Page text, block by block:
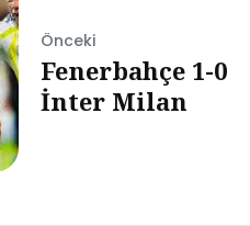
Önceki
Fenerbahçe 1-0
İnter Milan